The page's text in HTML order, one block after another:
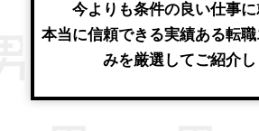
今よりも条件の良い仕事に
本当に信頼できる実績ある転
みを厳選してご紹介し